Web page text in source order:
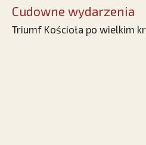
Cudowne wydarzenia
Triumf Kościoła po wielkim